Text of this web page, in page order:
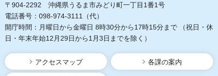
〒904-2292 沖縄県うるま市みどり町一丁目1番1号
電話番号：098-974-3111（代）
開庁時間：月曜日から金曜日 8時30分から17時15分まで
（祝日・休
日・年末年始12月29日から1月3日までを除く）
アクセスマップ 各課の案内